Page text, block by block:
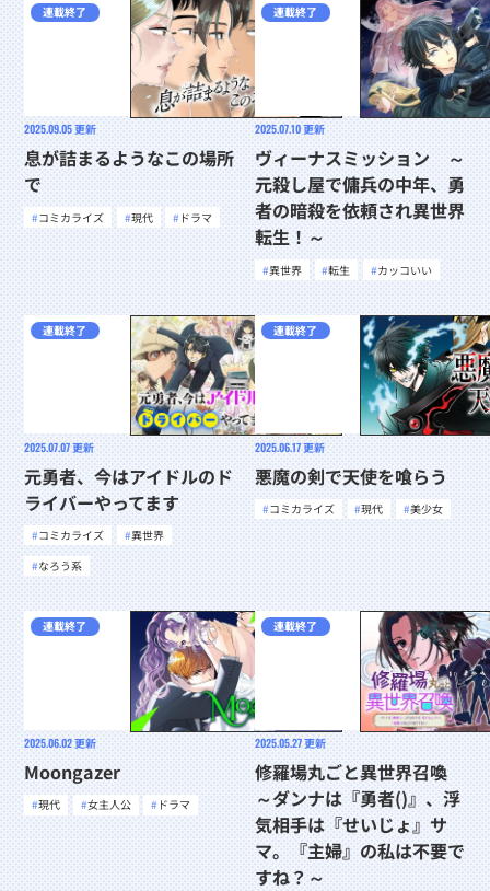
連載終了
2025.09.05更新
息が詰まるようなこの場所
で
コミカライズ 現代 ドラマ
連載終了
2025.07.10更新
ヴィーナスミッション ～
元殺し屋で傭兵の中年、勇
者の暗殺を依頼され異世界
転生！～
異世界 転生 カッコいい
連載終了
2025.07.07更新
元勇者、今はアイドルのド
ライバーやってます
コミカライズ
異世界
なろう系
連載終了
2025.06.17更新
悪魔の剣で天使を喰らう
コミカライズ 現代 美少女
連載終了
2025.06.02更新
Moongazer
現代 女主人公 ドラマ
連載終了
2025.05.27更新
修羅場丸ごと異世界召喚
～ダンナは『勇者()』、浮
気相手は『せいじょ』サ
マ。『主婦』の私は不要で
すね？～